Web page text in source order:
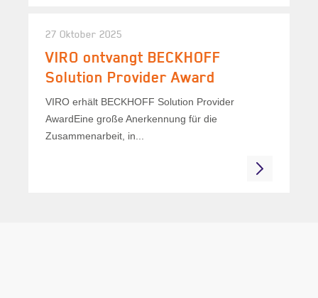
27 Oktober 2025
VIRO ontvangt BECKHOFF
Solution Provider Award
VIRO erhält BECKHOFF Solution Provider
AwardEine große Anerkennung für die
Zusammenarbeit, in...